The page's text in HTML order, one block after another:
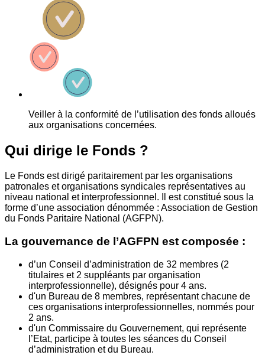
Veiller à la conformité de l’utilisation des fonds alloués
aux organisations concernées.
Qui dirige le Fonds ?
Le Fonds est dirigé paritairement par les organisations
patronales et organisations syndicales représentatives au
niveau national et interprofessionnel. Il est constitué sous la
forme d’une association dénommée : Association de Gestion
du Fonds Paritaire National (AGFPN).
La gouvernance de l’AGFPN est composée :
d’un Conseil d’administration de 32 membres (2
titulaires et 2 suppléants par organisation
interprofessionnelle), désignés pour 4 ans.
d'un Bureau de 8 membres, représentant chacune de
ces organisations interprofessionnelles, nommés pour
2 ans.
d'un Commissaire du Gouvernement, qui représente
l’Etat, participe à toutes les séances du Conseil
d’administration et du Bureau.